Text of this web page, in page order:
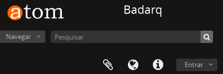
Badarq
Navegar
Entrar